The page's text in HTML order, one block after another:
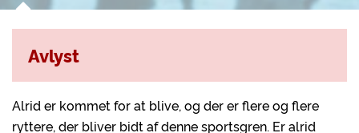
Alrid er kommet for at blive, og der er flere og flere
ryttere, der bliver bidt af denne sportsgren. Er alrid
Avlyst